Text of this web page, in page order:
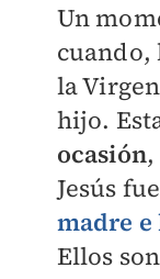
Un
cuando,
la
hijo.
ocasión,
Jesús fue
madre
Ellos son